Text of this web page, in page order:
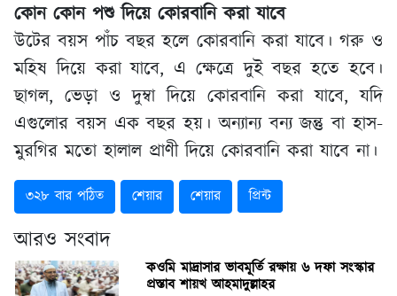
কোন কোন পশু দিয়ে কোরবানি করা যাবে
উটের বয়স পাঁচ বছর হলে কোরবানি করা যাবে। গরু ও
মহিষ দিয়ে করা যাবে, এ ক্ষেত্রে দুই বছর হতে হবে।
ছাগল, ভেড়া ও দুম্বা দিয়ে কোরবানি করা যাবে, যদি
এগুলোর বয়স এক বছর হয়। অন্যান্য বন্য জন্তু বা হাস-
মুরগির মতো হালাল প্রাণী দিয়ে কোরবানি করা যাবে না।
৩২৮ বার পঠিত শেয়ার শেয়ার প্রিন্ট
আরও সংবাদ
কওমি মাদ্রাসার ভাবমূর্তি রক্ষায় ৬ দফা সংস্কার
প্রস্তাব শায়খ আহমাদুল্লাহর